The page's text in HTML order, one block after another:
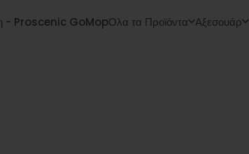
- Proscenic GoMopΌλα τα Προϊόντα Αξεσουάρ